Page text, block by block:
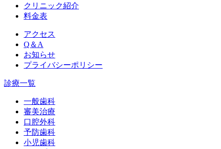
クリニック紹介
料金表
アクセス
Q＆A
お知らせ
プライバシーポリシー
診療一覧
一般歯科
審美治療
口腔外科
予防歯科
小児歯科